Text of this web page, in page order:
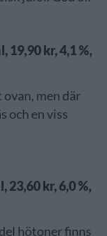
19,90 kr, 4,1 %,
men där
och en viss
23,60 kr, 6,0 %,
hötoner finns